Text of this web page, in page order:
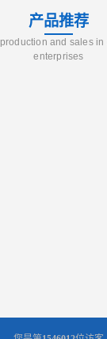
产品推荐
and sales
enterprises